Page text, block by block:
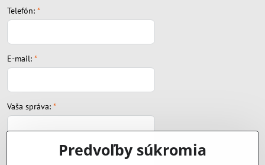
Telefón: *
E-mail: *
Vaša správa: *
Predvoľby súkromia